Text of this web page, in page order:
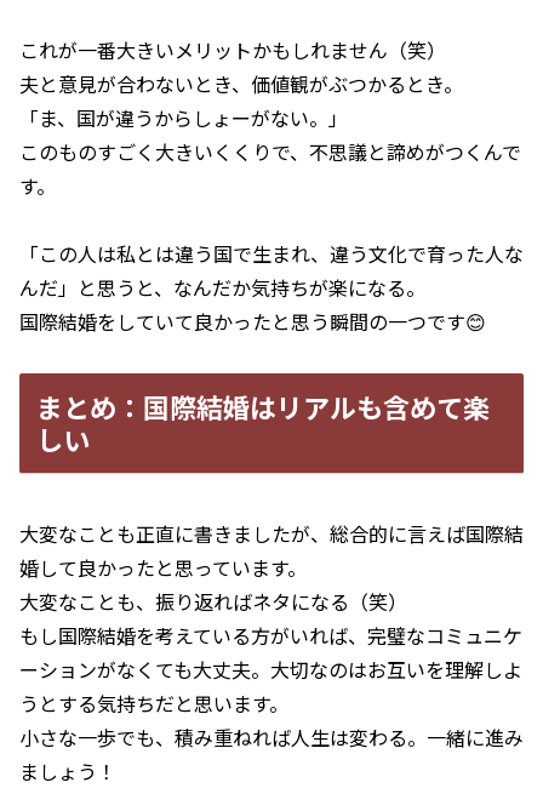
これが一番大きいメリットかもしれません（笑）
夫と意見が合わないとき、価値観がぶつかるとき。
「ま、国が違うからしょーがない。」
このものすごく大きいくくりで、不思議と諦めがつくんで
す。
「この人は私とは違う国で生まれ、違う文化で育った人な
んだ」と思うと、なんだか気持ちが楽になる。
国際結婚をしていて良かったと思う瞬間の一つです😊
まとめ：国際結婚はリアルも含めて楽
しい
大変なことも正直に書きましたが、総合的に言えば国際結
婚して良かったと思っています。
大変なことも、振り返ればネタになる（笑）
もし国際結婚を考えている方がいれば、完璧なコミュニケ
ーションがなくても大丈夫。大切なのはお互いを理解しよ
うとする気持ちだと思います。
小さな一歩でも、積み重ねれば人生は変わる。一緒に進み
ましょう！